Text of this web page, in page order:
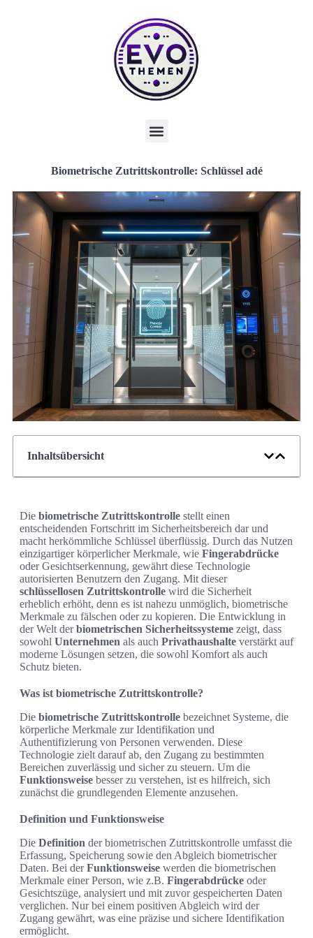
Biometrische Zutrittskontrolle: Schlüssel adé
Inhaltsübersicht
Die biometrische Zutrittskontrolle stellt einen
entscheidenden Fortschritt im Sicherheitsbereich dar und
macht herkömmliche Schlüssel überflüssig. Durch das Nutzen
einzigartiger körperlicher Merkmale, wie Fingerabdrücke
oder Gesichtserkennung, gewährt diese Technologie
autorisierten Benutzern den Zugang. Mit dieser
schlüssellosen Zutrittskontrolle wird die Sicherheit
erheblich erhöht, denn es ist nahezu unmöglich, biometrische
Merkmale zu fälschen oder zu kopieren. Die Entwicklung in
der Welt derbiometrischen Sicherheitssysteme zeigt, dass
sowohl Unternehmen als auch Privathaushalte verstärkt auf
moderne Lösungen setzen, die sowohl Komfort als auch
Schutz bieten.
Was ist biometrische Zutrittskontrolle?
Die biometrische Zutrittskontrolle bezeichnet Systeme, die
körperliche Merkmale zur Identifikation und
Authentifizierung von Personen verwenden. Diese
Technologie zielt darauf ab, den Zugang zu bestimmten
Bereichen zuverlässig und sicher zu steuern. Um die
Funktionsweise besser zu verstehen, ist es hilfreich, sich
zunächst die grundlegenden Elemente anzusehen.
Definition und Funktionsweise
Die Definition der biometrischen Zutrittskontrolle umfasst die
Erfassung, Speicherung sowie den Abgleich biometrischer
Daten. Bei derFunktionsweise werden die biometrischen
Merkmale einer Person, wie z.B. Fingerabdrücke oder
Gesichtszüge, analysiert und mit zuvor gespeicherten Daten
verglichen. Nur bei einem positiven Abgleich wird der
Zugang gewährt, was eine präzise und sichere Identifikation
ermöglicht.